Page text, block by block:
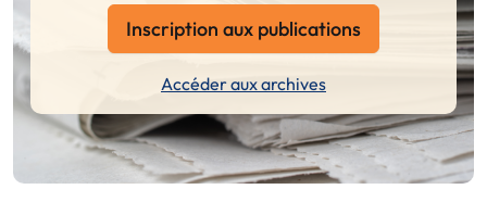
Inscription aux publications
Accéder aux archives